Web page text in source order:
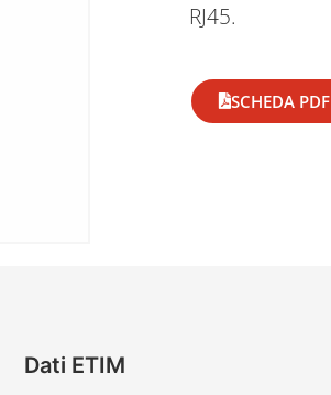
RJ45.
SCHEDA PDF
Dati ETIM